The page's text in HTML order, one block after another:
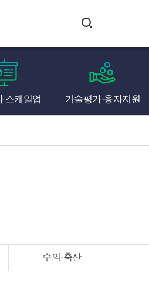
스케일업 기술평가·융자지원
수의·축산